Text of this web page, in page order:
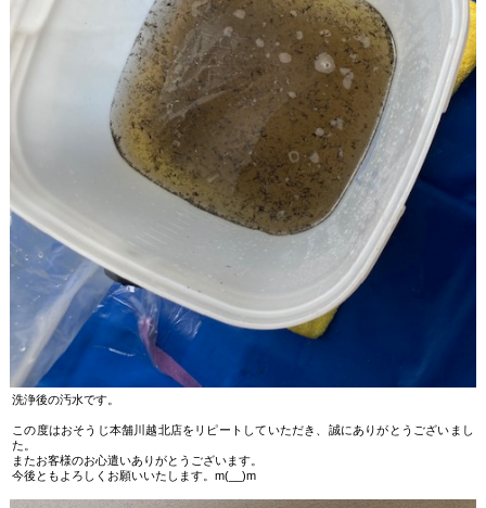
洗浄後の汚水です。
この度はおそうじ本舗川越北店をリピートしていただき、誠にありがとうございまし
た。
またお客様のお心遣いありがとうございます。
今後ともよろしくお願いいたします。m(__)m